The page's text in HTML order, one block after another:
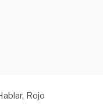
Rojo